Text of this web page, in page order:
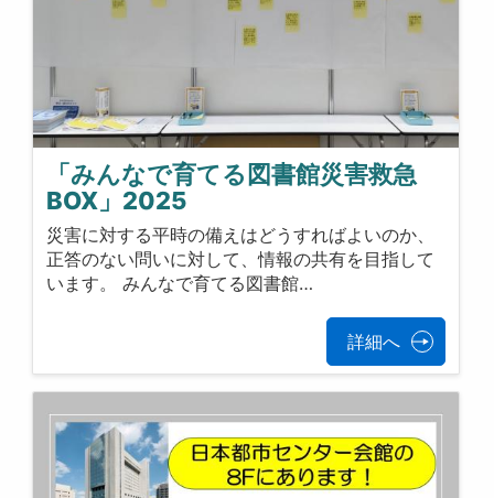
「みんなで育てる図書館災害救急
BOX」2025
災害に対する平時の備えはどうすればよいのか、
正答のない問いに対して、情報の共有を目指して
います。 みんなで育てる図書館…
詳細へ